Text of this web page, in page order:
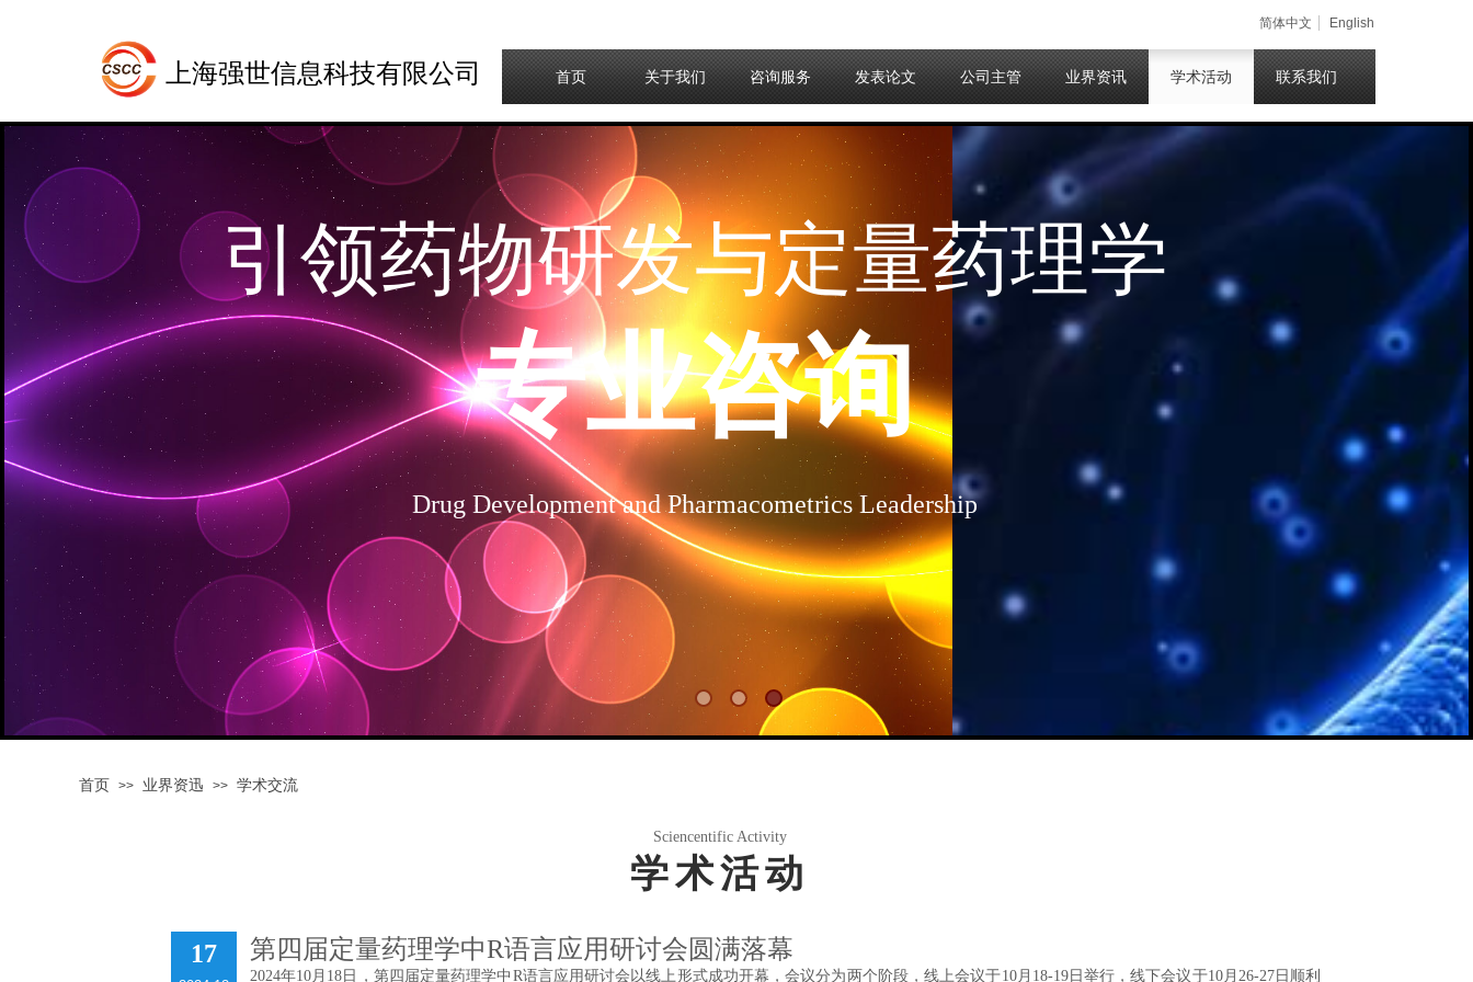
上海强世信息科技有限公司 首页 关于我们 咨询服务 发表论文 公司主管 业界资讯 学术活动 联系我们
简体中文 English
引领药物研发与定量药理学
专业咨询
Drug Development andPharmacometrics Leadership
首页 >> 业界资迅 >> 学术交流
Sciencentific Activity
学术活动
17 第四届定量药理学中R语言应用研讨会圆满落幕
2024年10月18日，第四届定量药理学中R语言应用研讨会以线上形式成功开幕，会议分为两个阶段，线上会议于10月18-19日举行，线下会议于10月26-27日顺利